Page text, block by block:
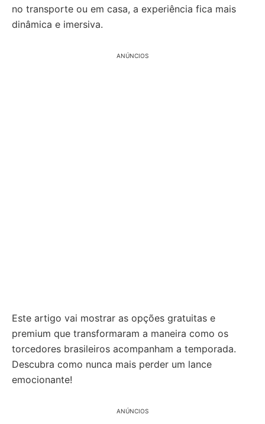
no transporte ou em casa, a experiência fica mais
dinâmica e imersiva.
ANÚNCIOS
Este artigo vai mostrar as opções gratuitas e
premium que transformaram a maneira como os
torcedores brasileiros acompanham a temporada.
Descubra como nunca mais perder um lance
emocionante!
ANÚNCIOS